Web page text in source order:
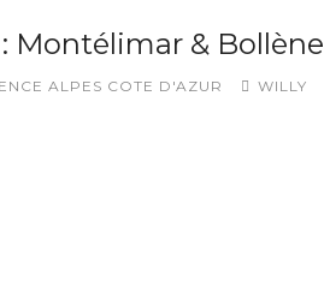
Montélimar & Bollène
ALPES COTE D'AZUR WILLY